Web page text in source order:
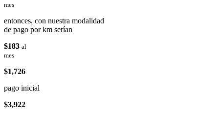
mes
entonces, con nuestra modalidad
de pago por km serían
$183 al
mes
$1,726
pago inicial
$3,922